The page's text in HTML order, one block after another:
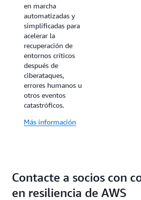
en marcha
automatizadas y
simplificadas para
acelerar la
recuperación de
entornos críticos
después de
ciberataques,
errores humanos u
otros eventos
catastróficos.
Más información
Contacte a socios con
en resiliencia de AWS